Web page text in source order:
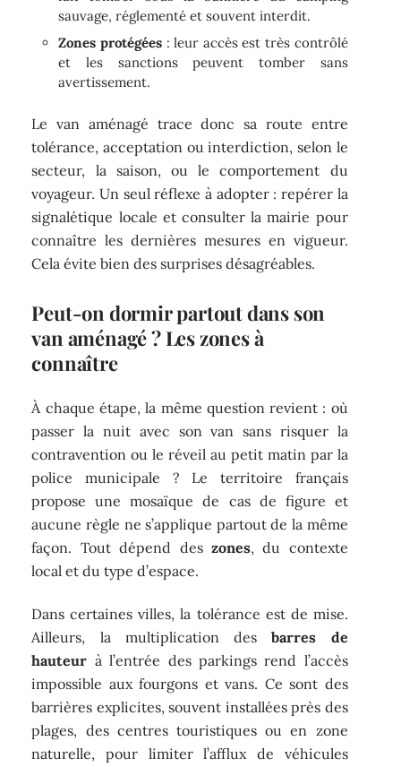
sauvage, réglementé et souvent interdit.
Zones protégées: leur accès est très contrôlé
et les sanctions peuvent tomber sans
avertissement.
Le van aménagé trace donc sa route entre
tolérance, acceptation ou interdiction, selon le
secteur, la saison, ou le comportement du
voyageur. Un seul réflexe à adopter : repérer la
signalétique locale et consulter la mairie pour
connaître les dernières mesures en vigueur.
Cela évite bien des surprises désagréables.
Peut-on dormir partout dans son
van aménagé ? Les zones à
connaître
À chaque étape, la même question revient : où
passer la nuit avec son van sans risquer la
contravention ou le réveil au petit matin par la
police municipale ? Le territoire français
propose une mosaïque de cas de figure et
aucune règle ne s’applique partout de la même
façon. Tout dépend des zones, du contexte
local et du type d’espace.
Dans certaines villes, la tolérance est de mise.
Ailleurs, la multiplication desbarres de
hauteur à l’entrée des parkings rend l’accès
impossible aux fourgons et vans. Ce sont des
barrières explicites, souvent installées près des
plages, des centres touristiques ou en zone
naturelle, pour limiter l’afflux de véhicules